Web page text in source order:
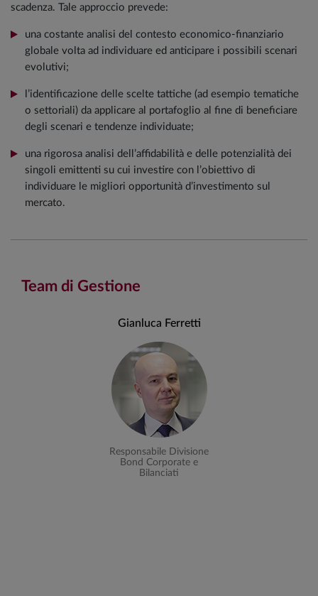
scadenza. Tale approccio prevede:
una costante analisi del contesto economico-finanziario
globale volta ad individuare ed anticipare i possibili scenari
evolutivi;
l’identificazione delle scelte tattiche (ad esempio tematiche
o settoriali) da applicare al portafoglio al fine di beneficiare
degli scenari e tendenze individuate;
una rigorosa analisi dell’affidabilità e delle potenzialità dei
singoli emittenti su cui investire con l’obiettivo di
individuare le migliori opportunità d’investimento sul
mercato.
Team di Gestione
Gianluca Ferretti
Responsabile Divisione
Bond Corporate e
Bilanciati